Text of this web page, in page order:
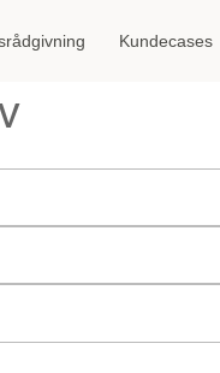
Kundecases